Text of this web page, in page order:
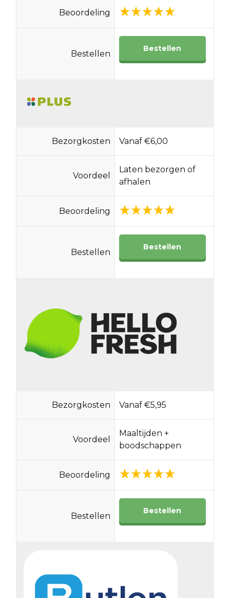
Beoordeling
Bestellen
Bestellen
Bezorgkosten Vanaf €6,00
Voordeel
Laten bezorgen of
afhalen
Beoordeling
Bestellen
Bestellen
Bezorgkosten Vanaf €5,95
Voordeel
Maaltijden +
boodschappen
Beoordeling
Bestellen
Bestellen